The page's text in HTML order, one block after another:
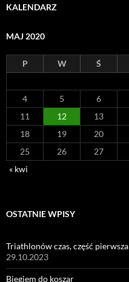
KALENDARZ
MAJ 2020
P W Ś
4
5 6
11
12 13
18
19 20
25
26 27
« kwi
OSTATNIE WPISY
Triathlonów czas, część pierwsza
29.10.2023
Biegiem do koszar